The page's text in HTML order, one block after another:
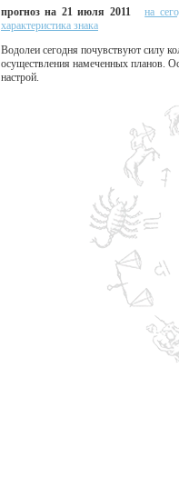
прогноз на 21 июля 2011
на
характеристика знака
Водолеи сегодня почувствуют силу
осуществления намеченных планов.
настрой.